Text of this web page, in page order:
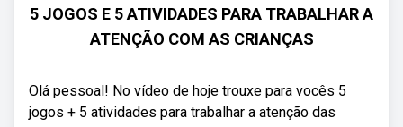
5 JOGOS E 5 ATIVIDADES PARA TRABALHAR A
ATENÇÃO COM AS CRIANÇAS
Olá pessoal! No vídeo de hoje trouxe para vocês 5
jogos + 5 atividades para trabalhar a atenção das